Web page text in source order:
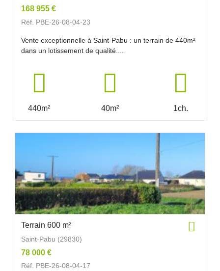
168 955 €
Réf. PBE-26-08-04-23
Vente exceptionnelle à Saint-Pabu : un terrain de 440m²
dans un lotissement de qualité....
440m² 40m² 1ch.
Terrain 600 m²
Saint-Pabu (29830)
78 000 €
Réf. PBE-26-08-04-17